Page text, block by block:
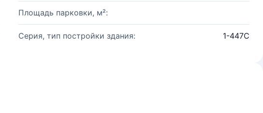
Площадь парковки, м²:
Серия, тип постройки здания: 1-447С